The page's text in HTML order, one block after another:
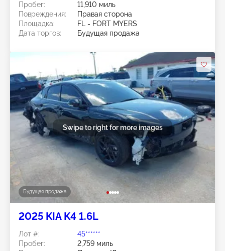
Пробег:
11,910 миль
Повреждения:
Правая сторона
Площадка:
FL - FORT MYERS
Дата торгов:
Будущая продажа
Будущая продажа
Swipe to right for more images
2025 KIA K4 1.6L
Лот #:
45******
Пробег:
2,759 миль